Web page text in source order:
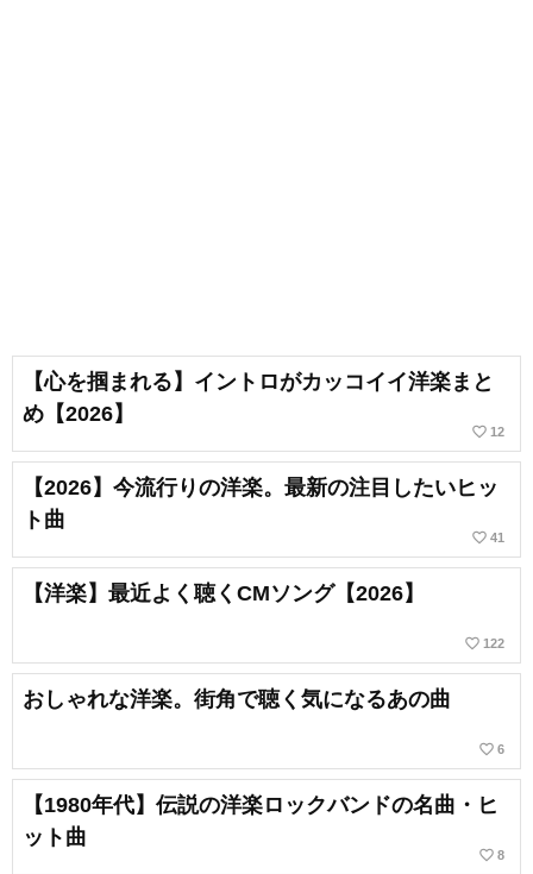
【心を掴まれる】イントロがカッコイイ洋楽まと
め【2026】
favorite_border 12
【2026】今流行りの洋楽。最新の注目したいヒッ
ト曲
favorite_border 41
【洋楽】最近よく聴くCMソング【2026】
favorite_border 122
おしゃれな洋楽。街角で聴く気になるあの曲
favorite_border 6
【1980年代】伝説の洋楽ロックバンドの名曲・ヒ
ット曲
favorite_border 8